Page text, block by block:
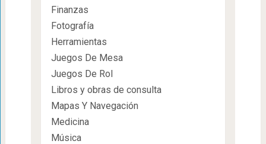
Finanzas
Fotografía
Herramientas
Juegos De Mesa
Juegos De Rol
Libros y obras de consulta
Mapas Y Navegación
Medicina
Música